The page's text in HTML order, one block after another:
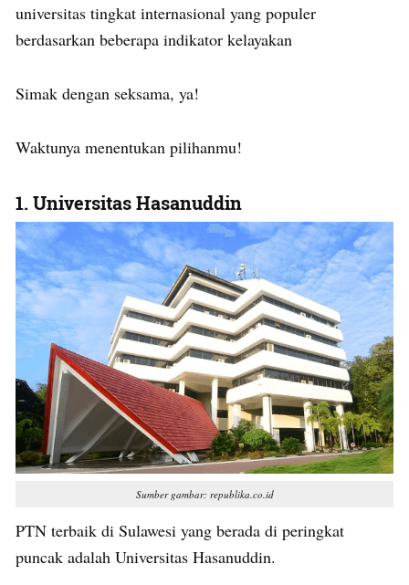
universitas tingkat internasional yang populer
berdasarkan beberapa indikator kelayakan
Simak dengan seksama, ya!
Waktunya menentukan pilihanmu!
1.Universitas Hasanuddin
Sumber gambar: republika.co.id
PTN terbaik di Sulawesi yang berada di peringkat
puncak adalah Universitas Hasanuddin.